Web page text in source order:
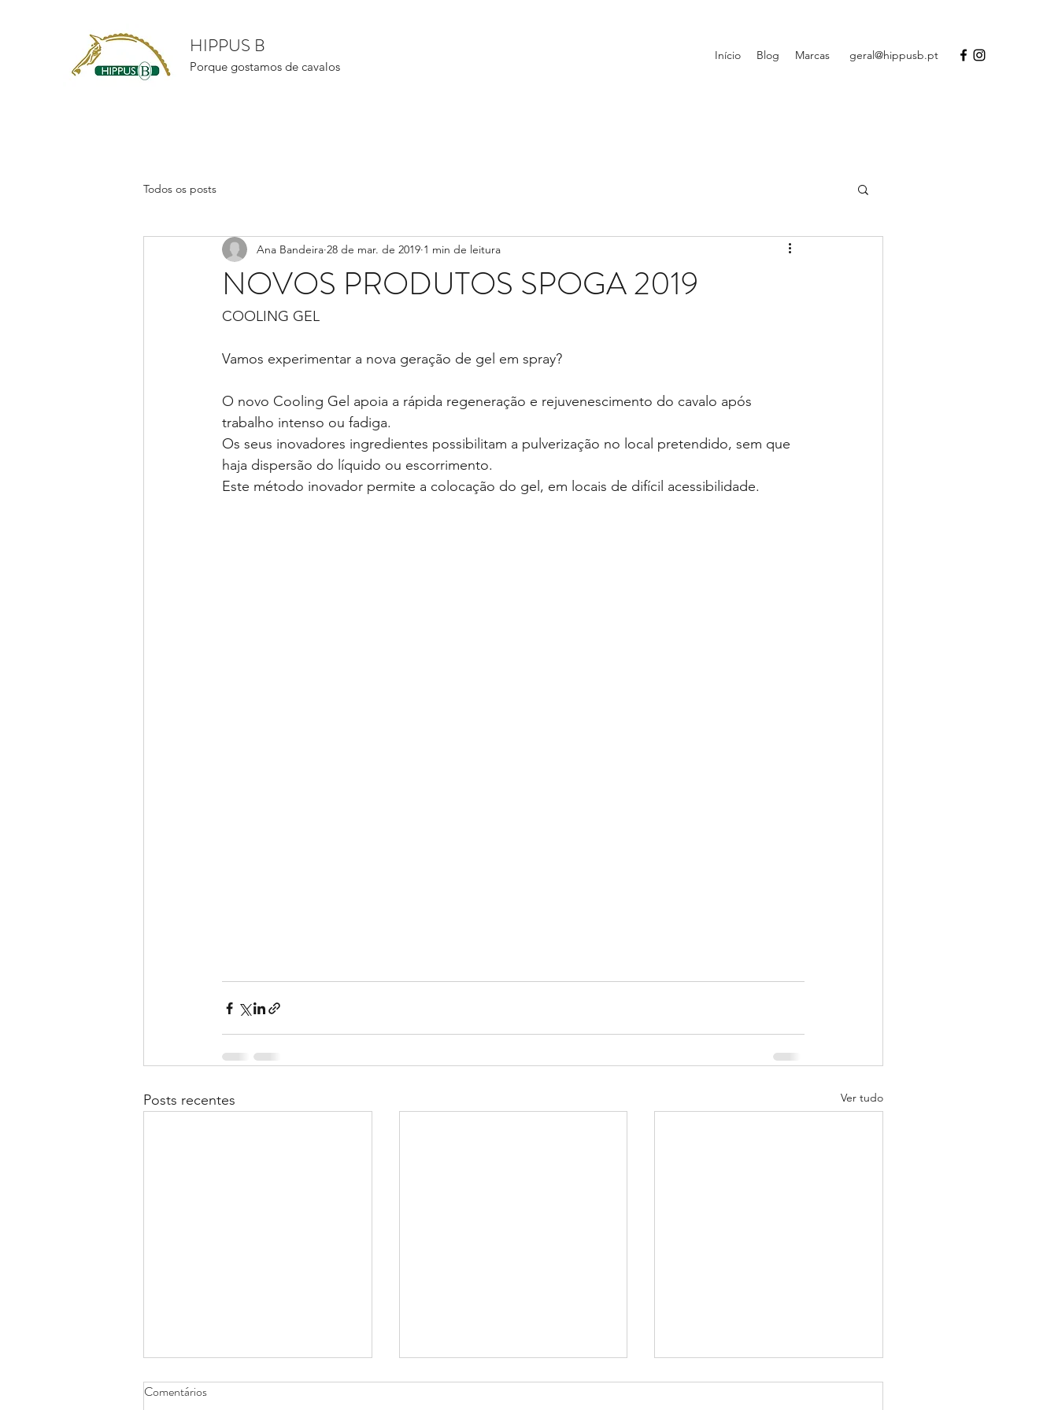
HIPPUS B
Porque gostamos de cavalos
Início Blog Marcas geral@hippusb.pt
Todos os posts
NOVOS PRODUTOS SPOGA 2019
Ana Bandeira 28 de mar. de 2019 1 min de leitura
COOLING GEL
Vamos experimentar a nova geração de gel em spray?
O novo Cooling Gel apoia a rápida regeneração e rejuvenescimento do cavalo após
trabalho intenso ou fadiga.
Os seus inovadores ingredientes possibilitam a pulverização no local pretendido, sem que
haja dispersão do líquido ou escorrimento.
Este método inovador permite a colocação do gel, em locais de difícil acessibilidade.
Posts recentes Ver tudo
Comentários